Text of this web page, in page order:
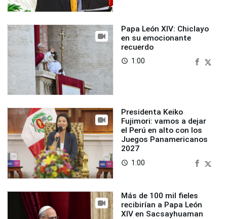
Papa León XIV: Chiclayo
en su emocionante
recuerdo
access_time 1:00
Presidenta Keiko
Fujimori: vamos a dejar
el Perú en alto con los
Juegos Panamericanos
2027
access_time 1:00
Más de 100 mil fieles
recibirían a Papa León
XIV en Sacsayhuaman